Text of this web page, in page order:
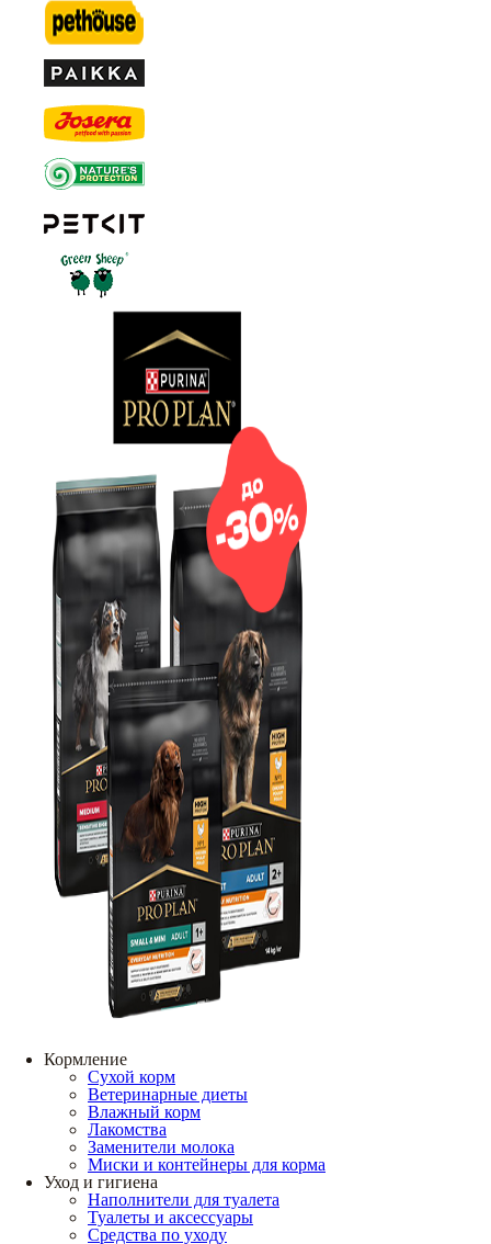
Кормление
Сухой корм
Ветеринарные диеты
Влажный корм
Лакомства
Заменители молока
Миски и контейнеры для корма
Уход и гигиена
Наполнители для туалета
Туалеты и аксессуары
Средства по уходу